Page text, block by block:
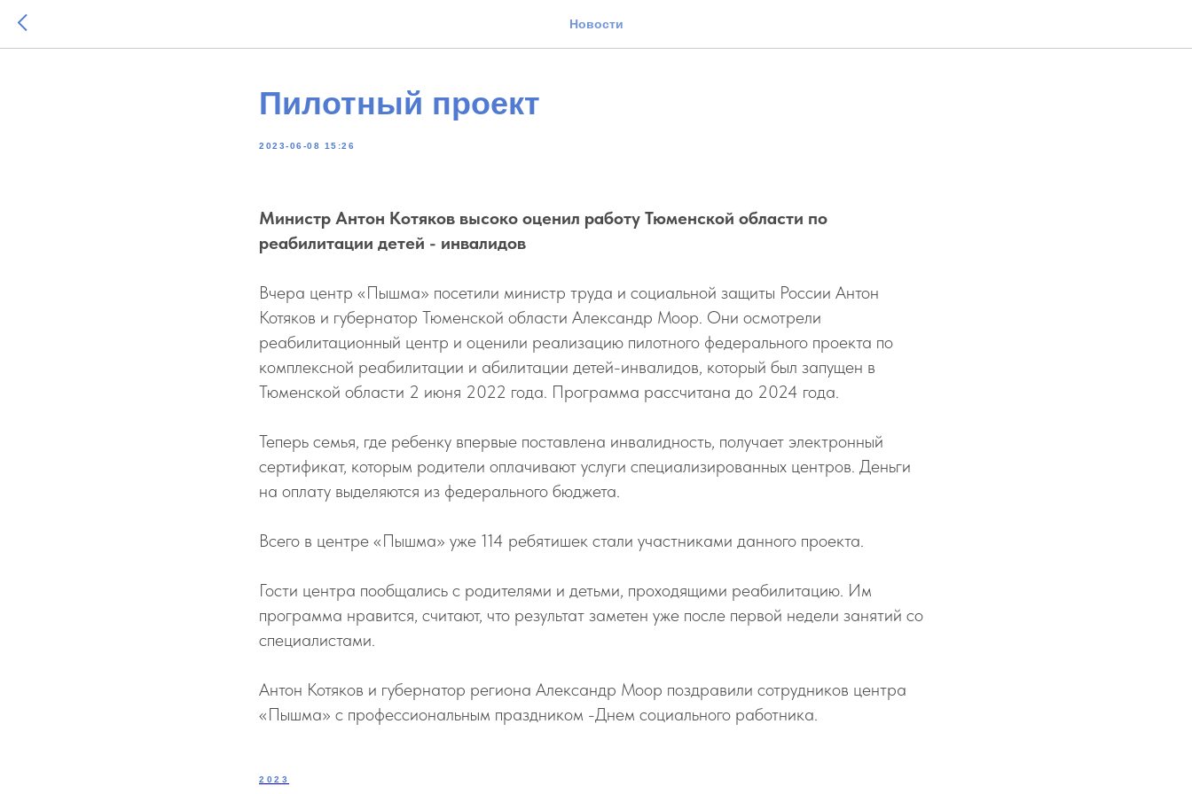
Новости
Пилотный проект
2023-06-08 15:26
Министр Антон Котяков высоко оценил работу Тюменской области по
реабилитации детей - инвалидов
Вчера центр «Пышма» посетили министр труда и социальной защиты России Антон
Котяков и губернатор Тюменской области Александр Моор. Они осмотрели
реабилитационный центр и оценили реализацию пилотного федерального проекта по
комплексной реабилитации и абилитации детей-инвалидов, который был запущен в
Тюменской области 2 июня 2022 года. Программа рассчитана до 2024 года.
Теперь семья, где ребенку впервые поставлена инвалидность, получает электронный
сертификат, которым родители оплачивают услуги специализированных центров. Деньги
на оплату выделяются из федерального бюджета.
Всего в центре «Пышма» уже 114 ребятишек стали участниками данного проекта.
Гости центра пообщались с родителями и детьми, проходящими реабилитацию. Им
программа нравится, считают, что результат заметен уже после первой недели занятий со
специалистами.
Антон Котяков и губернатор региона Александр Моор поздравили сотрудников центра
«Пышма» с профессиональным праздником -Днем социального работника.
2023